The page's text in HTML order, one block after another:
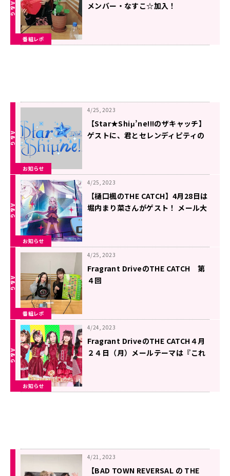
番組レポ
メンバー・なすこ☆加入！
お知らせ
4/25, 2023
【Star★Shiμ’ne!!!のザキャッチ】
ゲストに、君とセレンディピティの
お知らせ
4/25, 2023
【樋口楓のTHE CATCH】4月28日は
堀内まり菜さんがゲスト！ メール大
番組レポ
4/25, 2023
Fragrant DriveのTHE CATCH 第
４回
お知らせ
4/24, 2023
Fragrant DriveのTHE CATCH４月
２４日（月）メールテーマは『これ
4/21, 2023
【BAD TOWN REVERSAL の THE